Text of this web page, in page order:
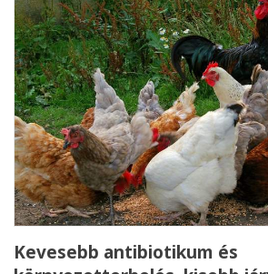
Kevesebb antibiotikum és